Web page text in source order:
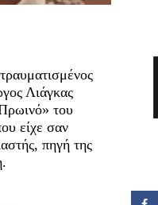
Λιάγκας
του
είχε σαν
πηγή της